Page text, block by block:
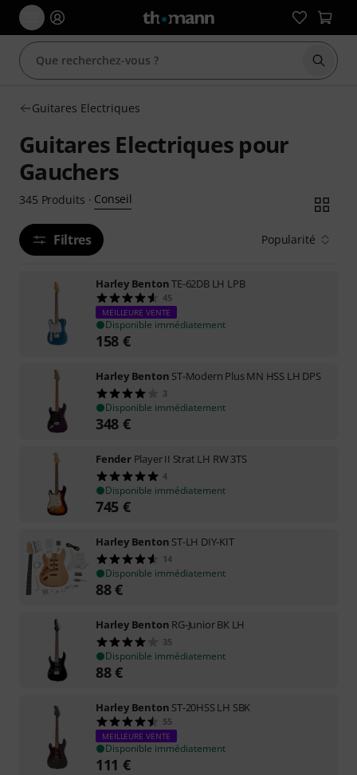
Guitares Electriques
Guitares Electriques pour
Gauchers
345 Produits · Conseil
Filtres Popularité
Harley BentonTE-62DB LH LPB
45
MEILLEURE VENTE
Disponible immédiatement
158 €
Harley Benton ST-Modern Plus MN HSS LH DPS
3
Disponible immédiatement
348 €
Fender Player II Strat LH RW 3TS
4
Disponible immédiatement
745 €
Harley Benton ST-LH DIY-KIT
14
Disponible immédiatement
88€
Harley Benton RG-Junior BK LH
35
Disponible immédiatement
88€
Harley Benton ST-20HSS LH SBK
55
MEILLEURE VENTE
Disponible immédiatement
111 €